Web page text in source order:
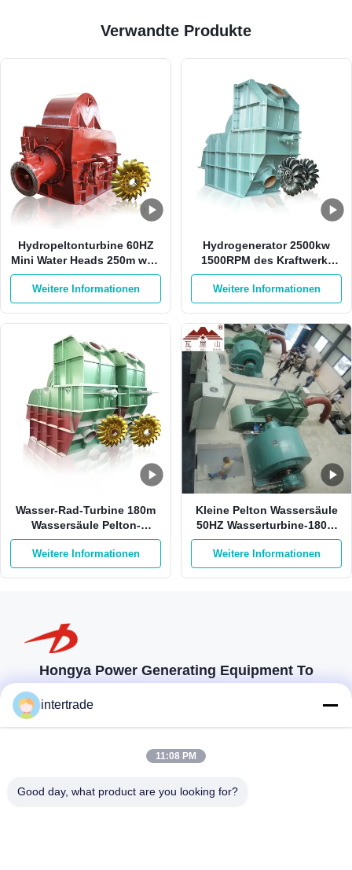
Verwandte Produkte
Hydropeltonturbine 60HZ
Mini Water Heads 250m weg
Rad-der Turbine von der
Sticheleien-500RPM Pelton
Weitere Informationen
Hydrogenerator 2500kw
1500RPM des Kraftwerk-
HPP Pelton mit 1 Düse
Weitere Informationen
Wasser-Rad-Turbine 180m
Wassersäule Pelton-
Wasserturbine-550Kw
750kw Pelton
Weitere Informationen
Kleine Pelton Wassersäule
50HZ Wasserturbine-180m
auf Sticheleien-Edelstahl
Weitere Informationen
Hongya Power Generating Equipment To
Maßgeschneiderte Lösungen zur Erfüllung der Kundenanforderungen
86-28-37561966-8:00
intertrade
11:08 PM
Good day, what product are you looking for?